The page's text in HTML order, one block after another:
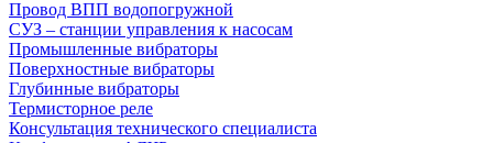
Провод ВПП водопогружной
СУЗ – станции управления к насосам
Промышленные вибраторы
Поверхностные вибраторы
Глубинные вибраторы
Термисторное реле
Консультация технического специалиста